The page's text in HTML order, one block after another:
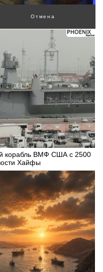
корабль ВМФ США с 2500
Хайфы